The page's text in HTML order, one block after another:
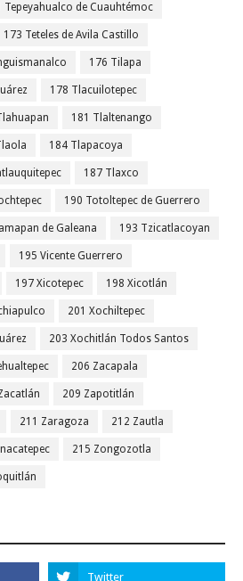
Tepeyahualco de Cuauhtémoc
173 Teteles de Avila Castillo
176 Tilapa
178 Tlacuilotepec
181 Tlaltenango
184 Tlapacoya
187 Tlaxco
190 Totoltepec de Guerrero
de Galeana 193 Tzicatlacoyan
195 Vicente Guerrero
197 Xicotepec 198 Xicotlán
201 Xochiltepec
203 Xochitlán Todos Santos
206 Zacapala
209 Zapotitlán
211 Zaragoza 212 Zautla
215 Zongozotla